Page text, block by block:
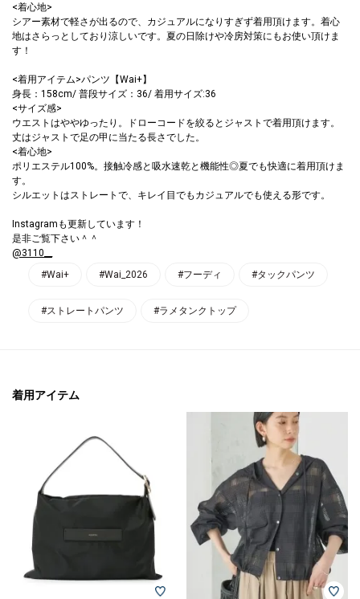
<着心地>
シアー素材で軽さが出るので、カジュアルになりすぎず着用頂けます。着心
地はさらっとしており涼しいです。夏の日除けや冷房対策にもお使い頂けま
す！
<着用アイテム>パンツ【Wai+】
身長：158cm/ 普段サイズ：36/ 着用サイズ:36
<サイズ感>
ウエストはややゆったり。ドローコードを絞るとジャストで着用頂けます。
丈はジャストで足の甲に当たる長さでした。
<着心地>
ポリエステル100%。接触冷感と吸水速乾と機能性◎夏でも快適に着用頂けま
す。
シルエットはストレートで、キレイ目でもカジュアルでも使える形です。
Instagramも更新しています！
是非ご覧下さい＾＾
@3110__
#Wai+
#Wai_2026 #フーディ #タックパンツ
#ストレートパンツ #ラメタンクトップ
着用アイテム